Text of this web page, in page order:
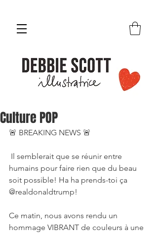
Culture POP
🚨 BREAKING NEWS 🚨
Il semblerait que se réunir entre
humains pour faire rien que du beau
soit possible! Ha ha prends-toi ça
@realdonaldtrump!
Ce matin, nous avons rendu un
hommage VIBRANT de couleurs à une